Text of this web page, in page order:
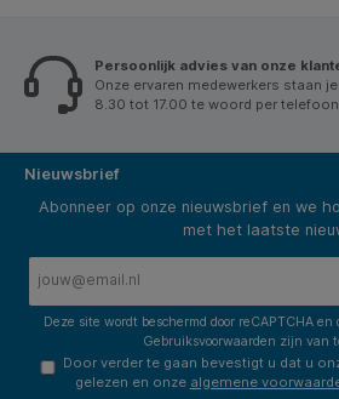
Persoonlijk advies van onze
Onze ervaren medewerkers staan
8.30 tot 17.00 te woord per
Nieuwsbrief
Abonneer op onze nieuwsbrief en we
met het laatste
Deze site wordt beschermd door reCAPTCHA en
Gebruiksvoorwaarden zijn van
Door verder te gaan bevestigt u dat u
gelezen en onze algemene